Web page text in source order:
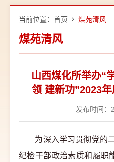
当前位置： 首页 煤苑清风
煤苑清风
山西煤化所举办“
领 建新功”2023
发布时间：
为深入学习贯彻党的二
纪检干部政治素质和履职